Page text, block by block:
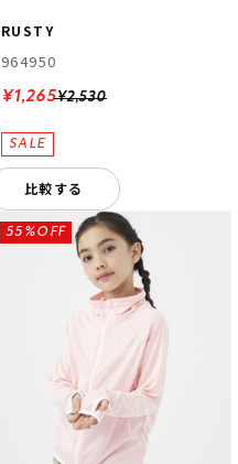
RUSTY
964950
¥2,530
¥1,265
比較する
55%OFF